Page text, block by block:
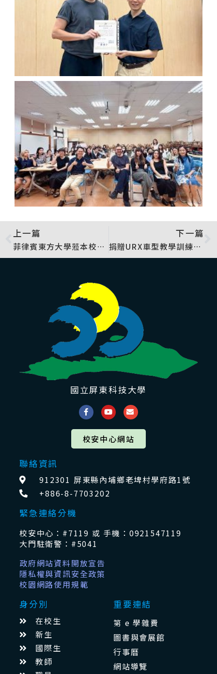
上一篇
菲律賓東方大學蒞本校參訪及續約簽訂姊妹校MOU
下一篇
捐贈URX車型教學訓練納智捷攜手屏科大育成技職人才
國立屏東科技大學
校安中心網站
聯絡資訊
912301 屏東縣內埔鄉老埤村學府路1號
+886-8-7703202
緊急連絡分機
校安中心：#7119 或 手機：0921547119
大門駐衛警：#5041
政府網站資料開放宣告
隱私權與資訊安全政策
校園網路使用規範
身分別
在校生
新生
國際生
教師
重要連結
第 e 學雜費
圖書與會展館
行事曆
網站導覽